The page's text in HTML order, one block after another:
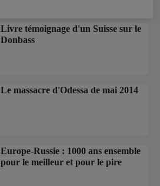
Livre témoignage d'un Suisse sur le
Donbass
Le massacre d'Odessa de mai 2014
Europe-Russie : 1000 ans ensemble
pour le meilleur et pour le pire